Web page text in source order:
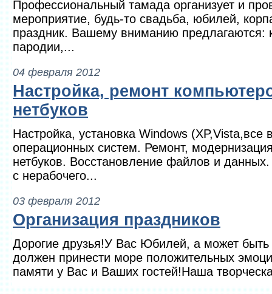
Профессиональный тамада организует и
мероприятие, будь-то свадьба, юбилей,
праздник. Вашему вниманию предлагаются:
пародии,...
04 февраля 2012
Настройка, ремонт
нетбуков
Настройка, установка Windows (XP,Vista,все
операционных систем. Ремонт,
нетбуков. Восстановление файлов и
с нерабочего...
03 февраля 2012
Организация праздников
Дорогие друзья!У Вас Юбилей, а может быть
должен принести море положительных
памяти у Вас и Ваших гостей!Наша